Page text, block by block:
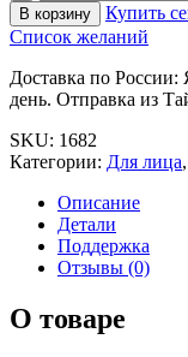
В корзину
Купить
Список желаний
Доставка по России:
день. Отправка из
SKU: 1682
Категории: Для лица,
Описание
Детали
Поддержка
Отзывы (0)
О товаре